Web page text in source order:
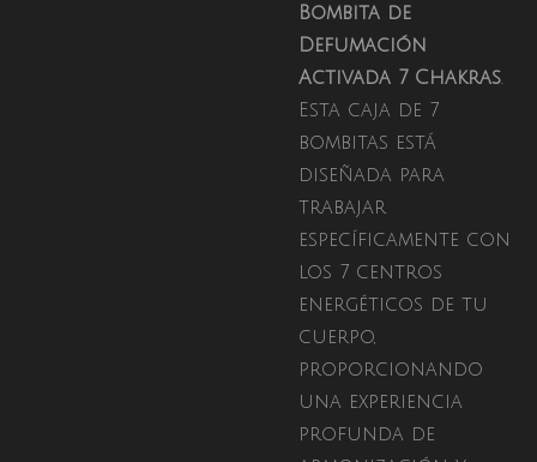
Bombita de
Defumación
Activada 7 Chakras.
Esta caja de 7
bombitas está
diseñada para
trabajar
específicamente con
los 7 centros
energéticos de tu
cuerpo,
proporcionando
una experiencia
profunda de